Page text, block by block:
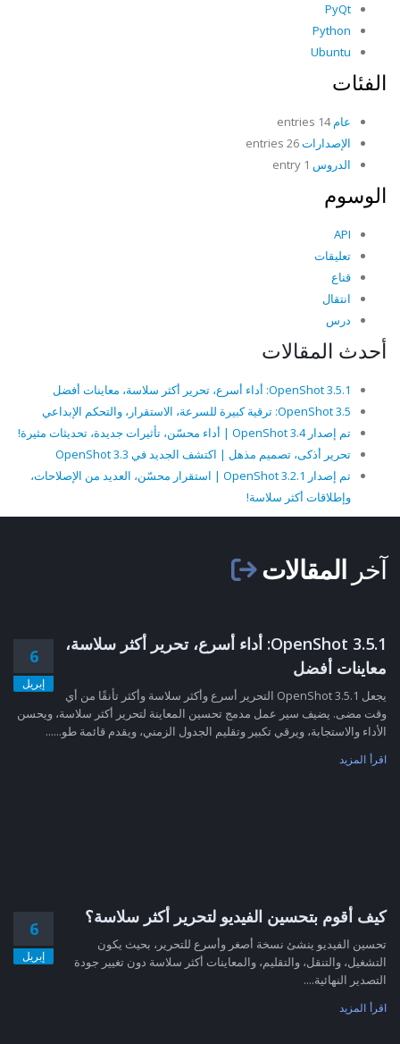
PyQt
Python
Ubuntu
الفئات
عام14 entries
الإصدارات
الدروس
الوسوم
API
تعليقات
قناع
انتقال
درس
أحدث المقالات
OpenShot 3.5.1: أداء أسرع، تحرير أكثر سلاسة، معاينات أفضل
OpenShot 3.5: ترقية كبيرة للسرعة، الاستقرار، والتحكم الإبداعي
تم إصدار OpenShot 3.4 | أداء محسّن، تأثيرات جديدة، تحديثات مثيرة!
تحرير أذكى، تصميم مذهل | اكتشف الجديد في OpenShot 3.3
تم إصدار OpenShot 3.2.1 | استقرار محسّن، العديد من الإصلاحات،
وإطلاقات أكثر سلاسة!
آخر المقالات
6
إبريل
OpenShot 3.5.1: أداء أسرع، تحرير أكثر سلاسة،
معاينات أفضل
يجعل OpenShot 3.5.1 التحرير أسرع وأكثر سلاسة وأكثر تأنقًا من أي
وقت مضى. يضيف سير عمل مدمج تحسين المعاينة لتحرير أكثر سلاسة، ويحسن
الأداء والاستجابة، ويرقي تكبير وتقليم الجدول الزمني، ويقدم قائمة طو......
اقرأ المزيد
6
إبريل
كيف أقوم بتحسين الفيديو لتحرير أكثر سلاسة؟
تحسين الفيديو ينشئ نسخة أصغر وأسرع للتحرير، بحيث يكون
التشغيل، والتنقل، والتقليم، والمعاينات أكثر سلاسة دون تغيير جودة
التصدير النهائية....
اقرأ المزيد